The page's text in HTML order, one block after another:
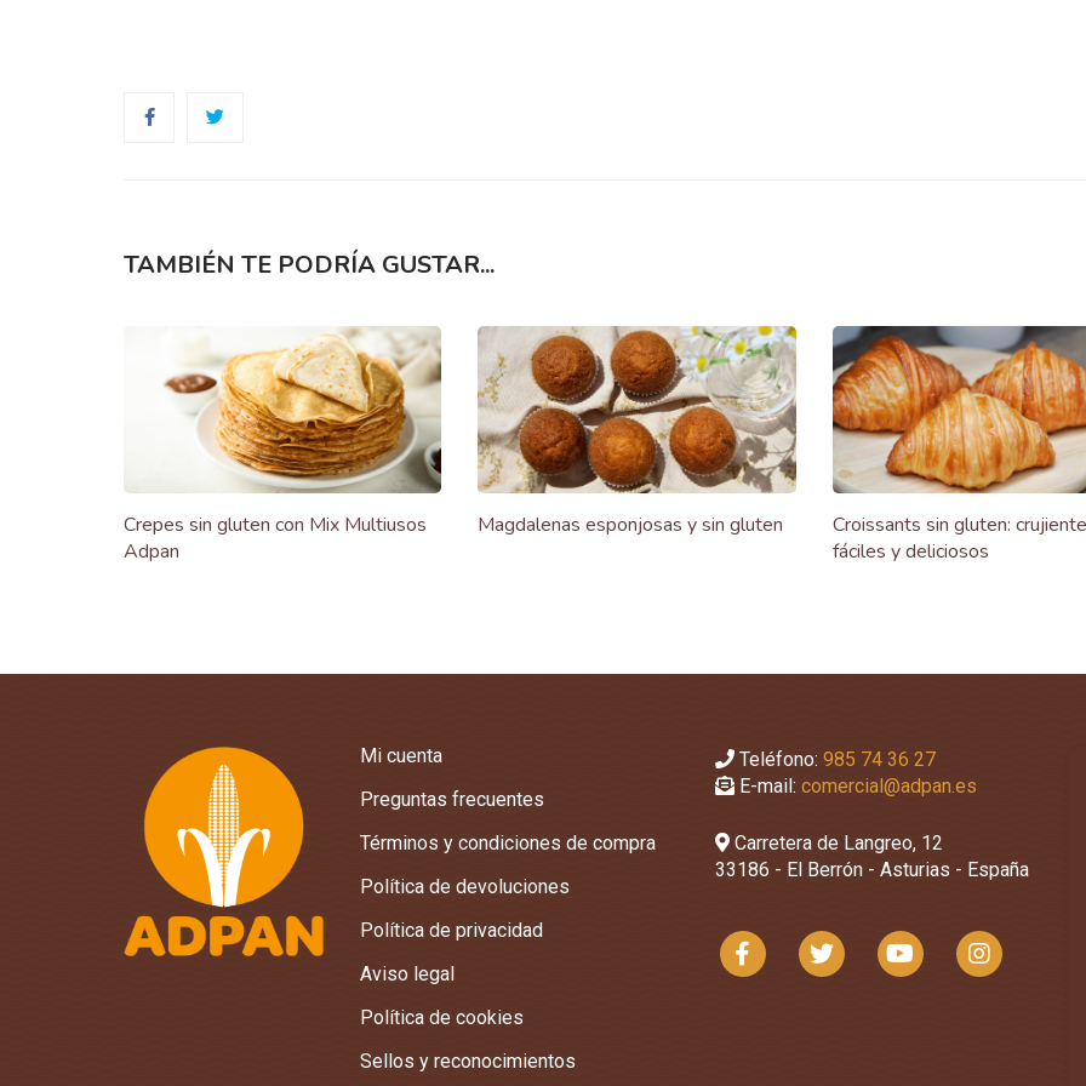
TAMBIÉN TE PODRÍA GUSTAR...
Crepes sin gluten con Mix Multiusos
Adpan
Magdalenas esponjosas y sin gluten
Croissants sin gluten:
fáciles y deliciosos
Mi cuenta
Preguntas frecuentes
Términos y condiciones de compra
Política de devoluciones
Política de privacidad
Aviso legal
Política de cookies
Sellos y reconocimientos
Teléfono: 985 74 36 27
E-mail: comercial@adpan.es
Carretera de Langreo, 12
33186 - El Berrón - Asturias - España